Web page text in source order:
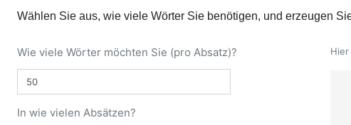
Wählen Sie aus, wie viele Wörter Sie benötigen, und erzeugen
Wie viele Wörter möchten Sie (pro Absatz)?
In wie vielen Absätzen?